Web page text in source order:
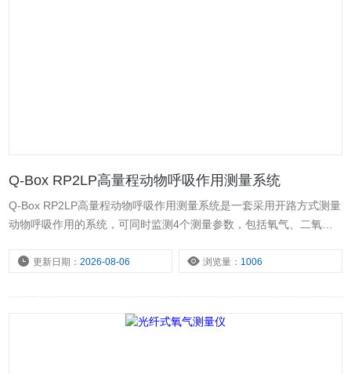
Q-Box RP2LP高量程动物呼吸作用测量系统
Q-Box RP2LP高量程动物呼吸作用测量系统是一套采用开路方式测量
动物呼吸作用的系统，可同时监测4个测量参数，包括氧气、二氧化
在不同环境下的氧气消耗量和二氧化碳的产生量，氧气传感器可以和
更新日期：2026-08-06 浏览量： 1006